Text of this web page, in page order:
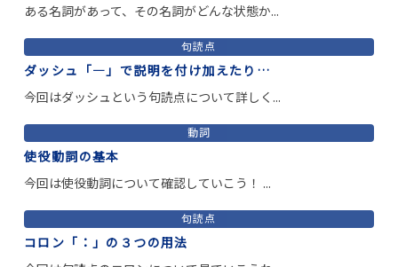
ある名詞があって、その名詞がどんな状態か...
句読点
ダッシュ「―」で説明を付け加えたり…
今回はダッシュという句読点について詳しく...
動詞
使役動詞の基本
今回は使役動詞について確認していこう！ ...
句読点
コロン「：」の３つの用法